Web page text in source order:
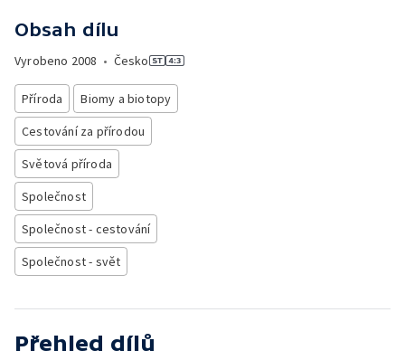
Obsah dílu
Vyrobeno 2008 • Česko
Příroda
Biomy a biotopy
Cestování za přírodou
Světová příroda
Společnost
Společnost - cestování
Společnost - svět
Přehled dílů